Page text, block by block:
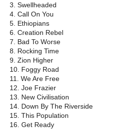
3. Swellheaded
4. Call On You
5. Ethiopians
6. Creation Rebel
7. Bad To Worse
8. Rocking Time
9. Zion Higher
10. Foggy Road
11. We Are Free
12. Joe Frazier
13. New Civilisation
14. Down By The Riverside
15. This Population
16. Get Ready